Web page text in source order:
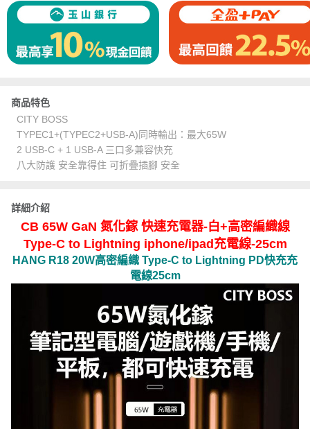
商品特色
CITY BOSS
TYPEC1+(TYPEC2+USB-A)同時輸出：最大65W
2 USB-C + 1 USB-A 三口多兼容快充
八大防護 安全靠得住 可折疊插腳 安全
詳細介紹
CB 65W GaN 氮化鎵 快速充電器-白+高密編織線
Type-C to Lightning iphone/ipad充電線-25cm
HANG R18 20W高密編織 Type-C to Lightning PD快充充
電線25cm